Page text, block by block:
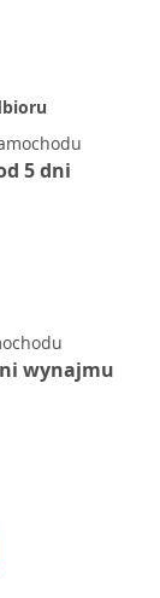
5 dni
wynajmu